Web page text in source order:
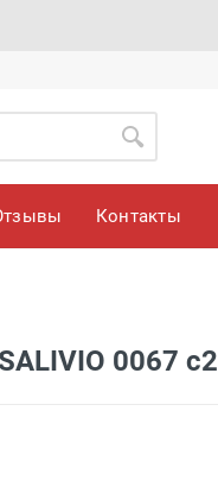
Контакты
0067 с2